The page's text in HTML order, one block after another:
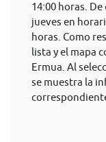
14:00 horas.
jueves en
horas. Como
lista y el mapa
Ermua. Al
se muestra la